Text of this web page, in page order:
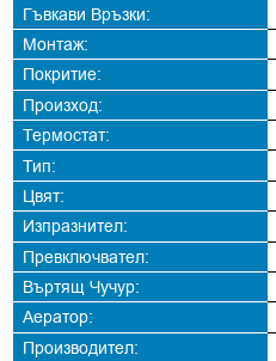
Гъвкави Връзки:
Монтаж:
Покритие:
Произход:
Термостат:
Тип:
Цвят:
Изпразнител:
Превключвател:
Въртящ Чучур:
Аератор:
Производител: